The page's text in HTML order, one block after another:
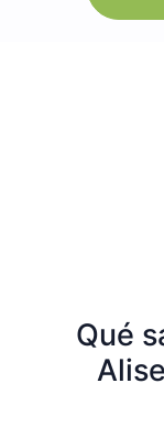
Qué